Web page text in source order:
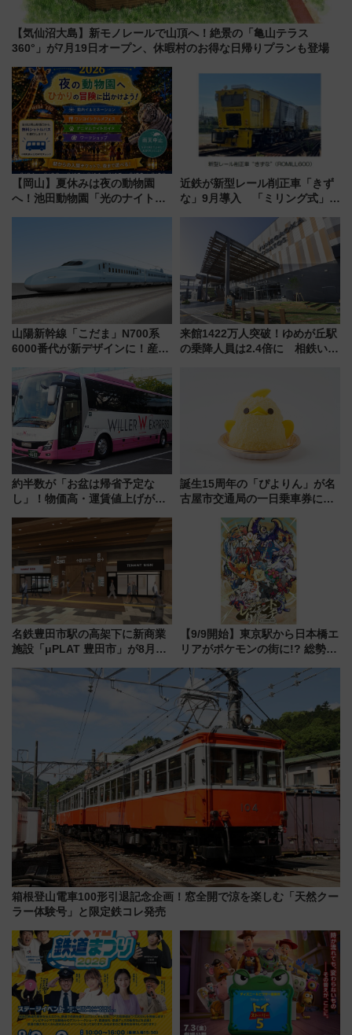
【気仙沼大島】新モノレールで山頂へ！絶景の「亀山テラス
360°」が7月19日オープン、休暇村のお得な日帰りプランも登場
【岡山】夏休みは夜の動物園
へ！池田動物園「光のナイトズ
近鉄が新型レール削正車「きず
な」9月導入 「ミリング式」採
化！安全性や乗り心地の向上に
貢献するだけでなく、全線区で
活躍するための仕組みも
山陽新幹線「こだま」N700系
6000番代が新デザインに！産学
用は今冬から
来館1422万人突破！ゆめが丘駅
の乗降人員は2.4倍に 相鉄いず
約半数が「お盆は帰省予定な
し」！物価高・運賃値上げが財
りたいけど……【WILLER お盆
帰省動向調査】
誕生15周年の「ぴよりん」が名
古屋市交通局の一日乗車券に！
定1万5000枚】
名鉄豊田市駅の高架下に新商業
施設「μPLAT 豊田市」が8月26
たな玄関口へ
【9/9開始】東京駅から日本橋エ
リアがポケモンの街に!? 総勢
リサーチ」本格謎解き・グッズ
情報まとめ
箱根登山電車100形引退記念企画！窓全開で涼を楽しむ「天然クー
ラー体験号」と限定鉄コレ発売